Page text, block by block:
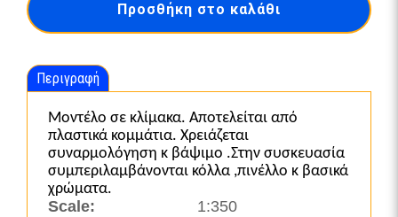
Type
VII
Προσθήκη στο καλάθι
Περιγραφή
Μοντέλο σε κλίμακα. Αποτελείται από
πλαστικά κομμάτια. Χρειάζεται
συναρμολόγηση κ βάψιμο .Στην συσκευασία
συμπεριλαμβάνονται κόλλα ,πινέλλο κ βασικά
χρώματα.
Scale:
1:350